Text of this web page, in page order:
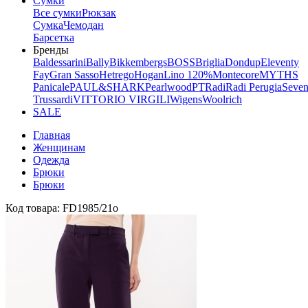
Все сумкиРюкзак
СумкаЧемодан
Барсетка
Бренды
BaldessariniBallyBikkembergsBOSSBrigliaDondupEleventy
FayGran SassoHetregoHoganLino 120%MontecoreMYTHS
PanicalePAUL&SHARKPearlwoodPTRadiRadi Perugia
TrussardiVITTORIO VIRGILIWigensWoolrich
SALE
Главная
Женщинам
Одежда
Брюки
Брюки
Код товара: FD1985/21о